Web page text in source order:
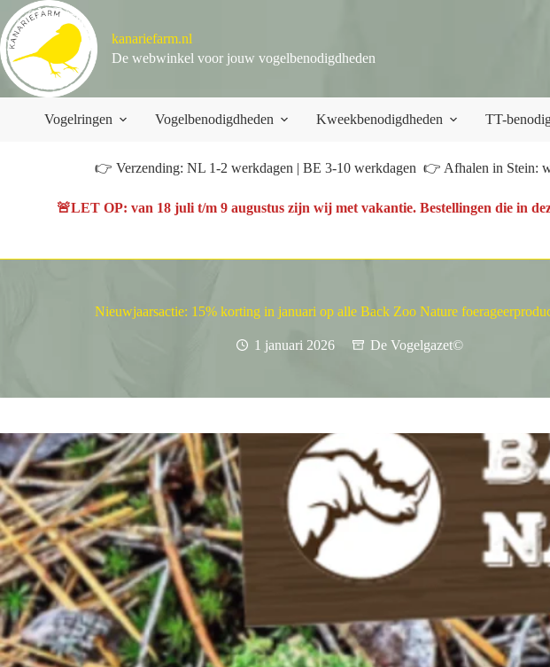
naar
de
inhoud
kanariefarm.nl
De webwinkel voor jouw vogelbenodigdheden
Vogelringen Vogelbenodigdheden Kweekbenodigdheden TT-
👉 Verzending: NL 1-2 werkdagen | BE 3-10 werkdagen 👉 Afhalen in Stein:
🚨LET OP: van 18 juli t/m 9 augustus zijn wij met vakantie. Bestellingen die in
Nieuwjaarsactie: 15% korting in januari op alle Back Zoo Nature
1 januari 2026 De Vogelgazet©